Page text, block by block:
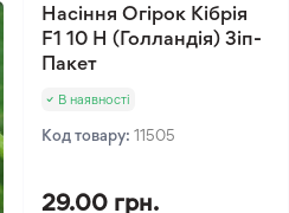
Насіння Огірок Кібрія
F1 10 Н (Голландія) Зіп-
Пакет
В наявності
Код товару: 11505
29.00 грн.